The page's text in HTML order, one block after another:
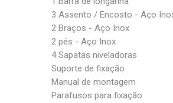
3 Assento / Encosto - Aço
2 Braços - Aço Inox
2 pés - Aço Inox
4 Sapatas niveladoras
Suporte de fixação
Manual de montagem
Parafusos para fixação